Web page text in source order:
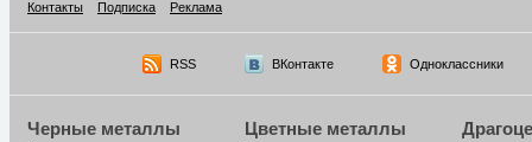
Контакты
Подписка Реклама
RSS ВКонтакте Одноклассники
Черные металлы Цветные металлы